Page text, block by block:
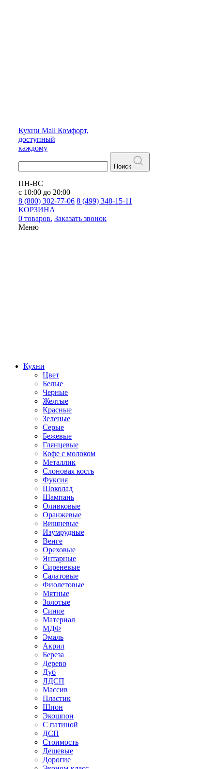
Кухни Mall Комфорт,
доступный
каждому
Поиск
ПН-ВС
с 10:00 до 20:00
8 (800) 302-77-06 8 (499) 348-15-11
КОРЗИНА
0 товаров. Заказать звонок
Меню
Кухни
Цвет
Белые
Черные
Желтые
Красные
Зеленые
Серые
Бежевые
Глянцевые
Кофе с молоком
Металлик
Слоновая кость
Фуксия
Шоколад
Шампань
Оливковые
Оранжевые
Вишневые
Изумрудные
Венге
Ореховые
Янтарные
Сиреневые
Салатовые
Фиолетовые
Мятные
Золотые
Синие
Материал
МДФ
Эмаль
Акрил
Береза
Дерево
Дуб
ЛДСП
Массив
Пластик
Шпон
Экошпон
С патиной
ДСП
Стоимость
Дешевые
Дорогие